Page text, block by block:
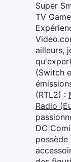
Super
TV
ailleurs,
(Switch
(RTL2) :
Radio
DC
possède